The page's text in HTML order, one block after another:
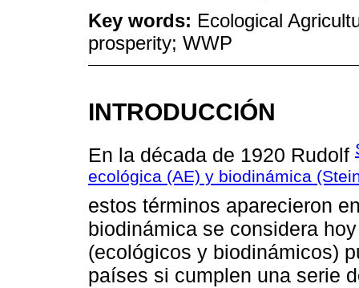
Key words: Ecological
prosperity; WWP
INTRODUCCIÓN
En la década de 1920 Rudolf
ecológica (AE) y biodinámica
estos términos aparecieron
biodinámica se considera
(ecológicos y biodinámicos)
países si cumplen una serie